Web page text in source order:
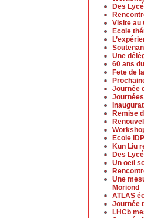
Des
Visite au
Ecole
Une
60 ans
Fete de
Journée
Remise
Ecole
Kun Liu
Des
Un oeil
Une
Moriond
ATLAS
Journée
LHCb